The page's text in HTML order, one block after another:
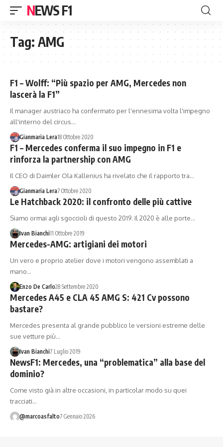
NEWS F1
Tag: AMG
F1 – Wolff: “Più spazio per AMG, Mercedes non
lascerà la F1”
Il manager austriaco ha confermato per l'ennesima volta l'impegno
all'interno del circus…
Gianmaria Lera18 Ottobre 2020
F1 – Mercedes conferma il suo impegno in F1 e
rinforza la partnership con AMG
Il CEO di Daimler Ola Kallenius ha rivelato che il rapporto tra…
Gianmaria Lera7 Ottobre 2020
Le Hatchback 2020: il confronto delle più cattive
Siamo ormai agli sgoccioli di questo 2019. Il 2020 è alle porte…
Ivan Bianchi11 Ottobre 2019
Mercedes-AMG: artigiani dei motori
Un vero e proprio atelier dove i motori vengono assemblati a
mano…
Enzo De Carlo28 Settembre 2020
Mercedes A45 e CLA 45 AMG S: 421 Cv possono
bastare?
Mercedes presenta al grande pubblico le versioni estreme delle
sue vetture più…
Ivan Bianchi7 Luglio 2019
NewsF1: Mercedes, una “problematica” alla base del
dominio?
Come visto già in altre occasioni, in particolar modo su quei
tracciati…
@marcoasfalto7 Gennaio 2026